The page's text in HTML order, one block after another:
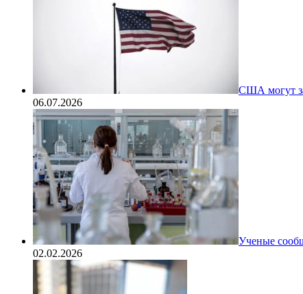
США могут
06.07.2026
Ученые
02.02.2026